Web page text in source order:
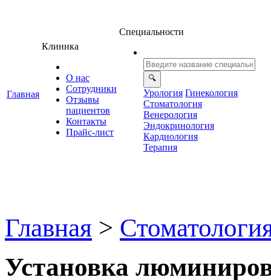
Главная
Клиника
О нас
Сотрудники
Отзывы
ациенто
Контакты
Прайс-лист
Специальности
Урология Гинекология
Стоматология
енерология
Эндокринология
Кардиология
Терапия
Главная >
Установка